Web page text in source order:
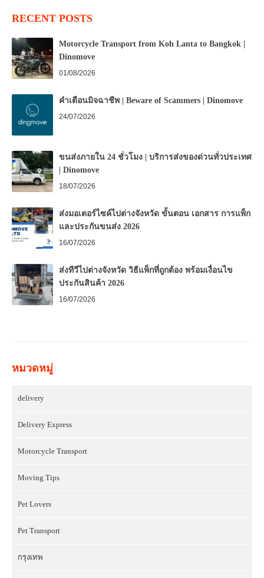
RECENT POSTS
Motorcycle Transport from Koh Lanta to Bangkok |
Dinomove
01/08/2026
คำเตือนมิจฉาชีพ | Beware of Scammers | Dinomove
24/07/2026
ขนส่งภายใน 24 ชั่วโมง | บริการส่งของด่วนทั่วประเทศ
| Dinomove
18/07/2026
ส่งมอเตอร์ไซค์ไปต่างจังหวัด ขั้นตอน เอกสาร การแพ็ก
และประกันขนส่ง 2026
16/07/2026
ส่งทีวีไปต่างจังหวัด วิธีแพ็กที่ถูกต้อง พร้อมเงื่อนไข
ประกันสินค้า 2026
16/07/2026
หมวดหมู่
delivery
Delivery Express
Motorcycle Transport
Moving Tips
Pet Lovers
Pet Transport
กรุงเทพ